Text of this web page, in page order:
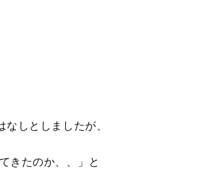
しとしましたが、
きたのか、、」と